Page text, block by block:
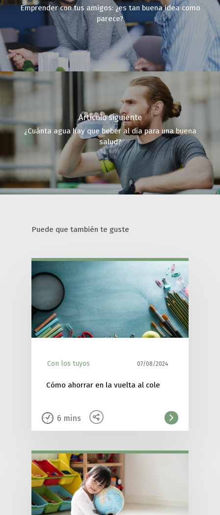
Emprender con tus amigos: ¿es tan buena idea como
parece?
Artículo siguiente
¿Cuánta agua hay que beber al día para una buena
salud?
Puede que también te guste
Con los tuyos 07/08/2024
Cómo ahorrar en la vuelta al cole
6 mins